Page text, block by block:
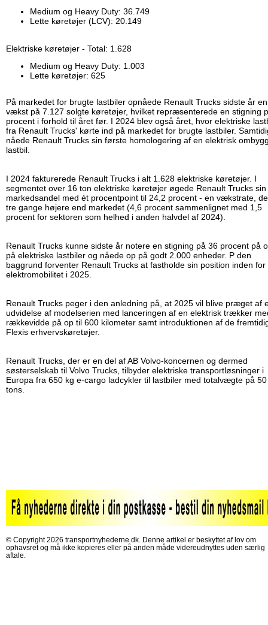
Medium og Heavy Duty: 36.749
Lette køretøjer (LCV): 20.149
Elektriske køretøjer - Total: 1.628
Medium og Heavy Duty: 1.003
Lette køretøjer: 625
På markedet for brugte lastbiler opnåede Renault Trucks sidste år en
vækst på 7.127 solgte køretøjer, hvilket repræsenterede en stigning
procent i forhold til året før. I 2024 blev også året, hvor elektriske
fra Renault Trucks' kørte ind på markedet for brugte lastbiler.
nåede Renault Trucks sin første homologering af en elektrisk
lastbil.
I 2024 fakturerede Renault Trucks i alt 1.628 elektriske køretøjer. I
segmentet over 16 ton elektriske køretøjer øgede Renault Trucks sin
markedsandel med ét procentpoint til 24,2 procent - en vækstrate,
tre gange højere end markedet (4,6 procent sammenlignet med 1,5
procent for sektoren som helhed i anden halvdel af 2024).
Renault Trucks kunne sidste år notere en stigning på 36 procent på
på elektriske lastbiler og nåede op på godt 2.000 enheder. P den
baggrund forventer Renault Trucks at fastholde sin position inden for
elektromobilitet i 2025.
Renault Trucks peger i den anledning på, at 2025 vil blive præget af
udvidelse af modelserien med lanceringen af en elektrisk trækker
rækkevidde på op til 600 kilometer samt introduktionen af de
Flexis erhvervskøretøjer.
Renault Trucks, der er en del af AB Volvo-koncernen og dermed
søsterselskab til Volvo Trucks, tilbyder elektriske transportløsninger i
Europa fra 650 kg e-cargo ladcykler til lastbiler med totalvægte på 50
tons.
© Copyright 2026 transportnyhederne.dk. Denne artikel er beskyttet af lov om
ophavsret og må ikke kopieres eller på anden måde videreudnyttes uden særlig
aftale.